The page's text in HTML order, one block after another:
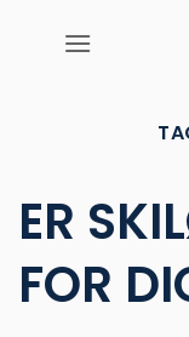
ER
FOR